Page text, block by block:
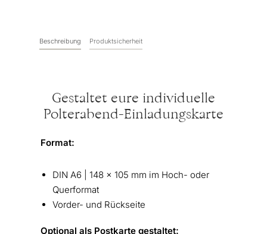
Beschreibung Produktsicherheit
Gestaltet eure individuelle
Polterabend-Einladungskarte
Format:
DIN A6 | 148 x 105 mm im Hoch- oder
Querformat
Vorder- und Rückseite
Optional als Postkarte gestaltet: